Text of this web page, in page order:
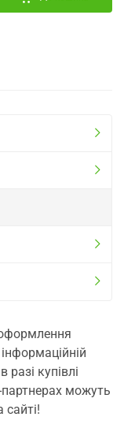
купівлі
можуть
сайті!